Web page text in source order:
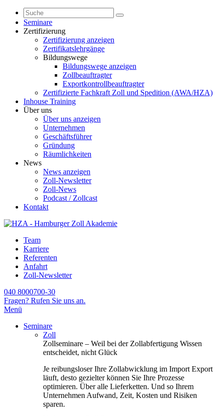
Seminare
Zertifizierung
Zertifizierung anzeigen
Zertifikatslehrgänge
Bildungswege
Bildungswege anzeigen
Zollbeauftragter
Exportkontrollbeauftragter
Zertifizierte Fachkraft Zoll und Spedition (AWA/HZA)
Inhouse Training
Über uns
Über uns anzeigen
Unternehmen
Geschäftsführer
Gründung
Räumlichkeiten
News
News anzeigen
Zoll-Newsletter
Zoll-News
Podcast / Zollcast
Kontakt
Team
Karriere
Referenten
Anfahrt
Zoll-Newsletter
040 8000700-30
Fragen? Rufen Sie uns an.
Menü
Seminare
Zoll
Zollseminare – Weil bei der Zollabfertigung Wissen
entscheidet, nicht Glück
Je reibungsloser Ihre Zollabwicklung im Import Export
läuft, desto gezielter können Sie Ihre Prozesse
optimieren. Über alle Lieferketten. Und so Ihrem
Unternehmen Aufwand, Zeit, Kosten und Risiken
sparen.